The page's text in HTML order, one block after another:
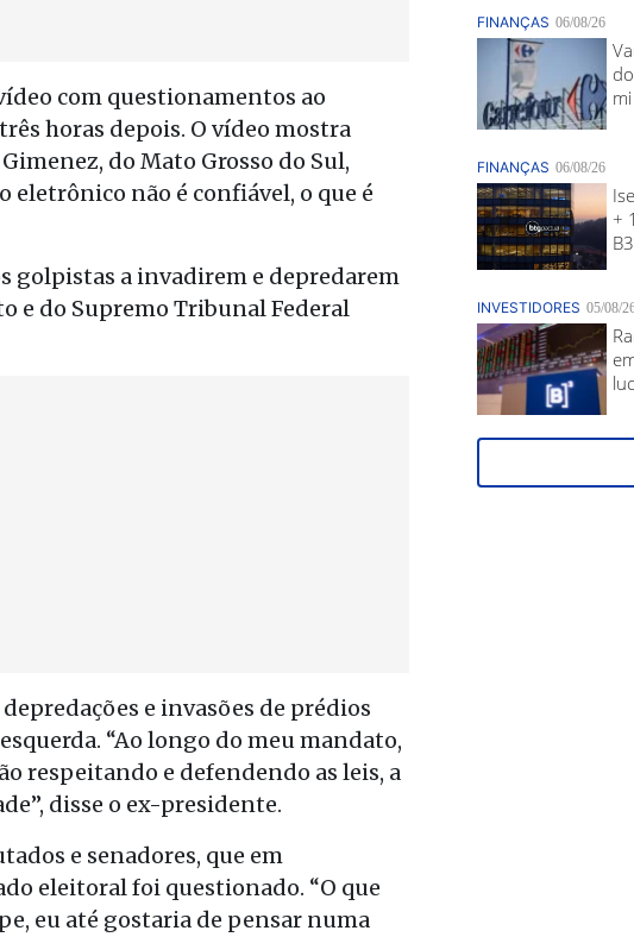
com questionamentos ao
horas depois. O vídeo mostra
do Mato Grosso do Sul,
eletrônico não é confiável, o que é
golpistas a invadirem e depredarem
e do Supremo Tribunal Federal
e invasões de prédios
“Ao longo do meu mandato,
respeitando e defendendo as leis, a
disse o ex-presidente.
e senadores, que em
eleitoral foi questionado. “O que
eu até gostaria de pensar numa